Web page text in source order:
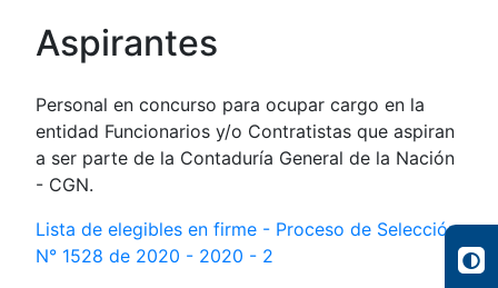
Aspirantes
Personal en concurso para ocupar cargo en la
entidad Funcionarios y/o Contratistas que aspiran
a ser parte de la Contaduría General de la Nación
- CGN.
Lista de elegibles en firme - Proceso de Selección
N° 1528 de 2020 - 2020 - 2